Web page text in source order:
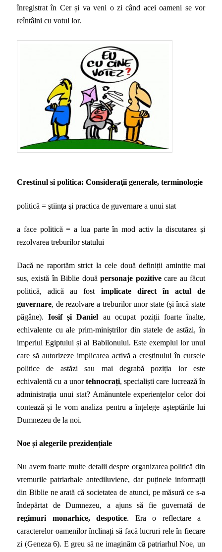
înregistrat în Cer și va veni o zi când acei oameni se vor
reîntâlni cu votul lor.
Crestinul si politica: Consideraţii generale, terminologie
politică = ştiinţa şi practica de guvernare a unui stat
a face politică = a lua parte în mod activ la discutarea şi
rezolvarea treburilor statului
Dacă ne raportăm strict la cele două definiții amintite mai
sus, există în Biblie douăpersonaje pozitivecare au făcut
politică, adică au fost implicate direct în actul de
guvernare, de rezolvare a treburilor unor state (și încă state
păgâne).Iosif și Daniel au ocupat poziții foarte înalte,
echivalente cu ale prim-miniștrilor din statele de astăzi, în
imperiul Egiptului și al Babilonului. Este exemplul lor unul
care să autorizeze implicarea activă a creștinului în cursele
politice de astăzi sau mai degrabă poziția lor este
echivalentă cu a unortehnocrați, specialiști care lucrează în
administrația unui stat? Amănuntele experiențelor celor doi
contează și le vom analiza pentru a înțelege așteptările lui
Dumnezeu de la noi.
Noe și alegerile prezidențiale
Nu avem foarte multe detalii despre organizarea politică din
vremurile patriarhale antediluviene, dar puținele informații
din Biblie ne arată că societatea de atunci, pe măsură ce s-a
îndepărtat de Dumnezeu, a ajuns să fie guvernată de
regimuri monarhice, despotice. Era o reflectare a
caracterelor oamenilor înclinați să facă lucruri rele în fiecare
zi (Geneza 6). E greu să ne imaginăm că patriarhul Noe, un